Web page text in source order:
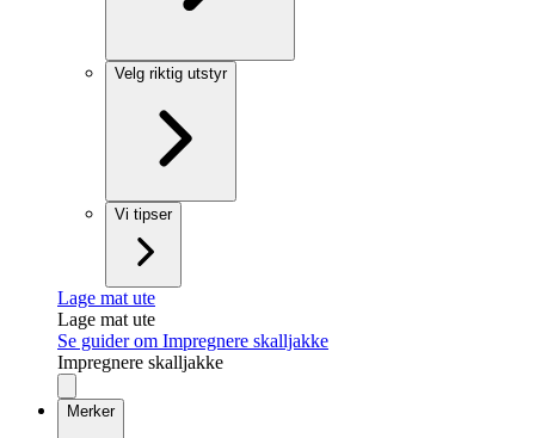
Velg riktig utstyr
Vi tipser
Lage mat ute
Lage mat ute
Se guider om Impregnere skalljakke
Impregnere skalljakke
Merker